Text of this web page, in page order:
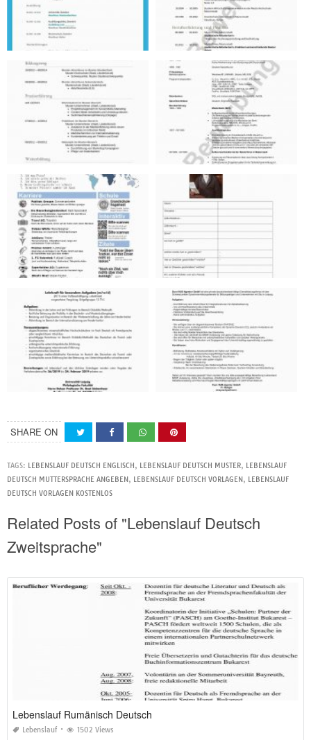
SHARE ON
TAGS: LEBENSLAUF DEUTSCH ENGLISCH , LEBENSLAUF DEUTSCH MUSTER, LEBENSLAUF
DEUTSCH MUTTERSPRACHE ANGEBEN , LEBENSLAUF DEUTSCH VORLAGEN , LEBENSLAUF
DEUTSCH VORLAGEN KOSTENLOS
Related Posts of "Lebenslauf Deutsch
Zweitsprache"
Lebenslauf Rumänisch Deutsch
Lebenslauf 1502 Views